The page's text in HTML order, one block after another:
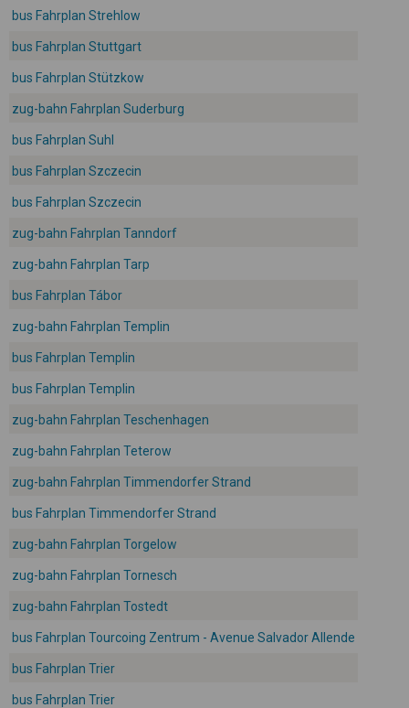
bus Fahrplan Strehlow
bus Fahrplan Stuttgart
bus Fahrplan Stützkow
zug-bahn Fahrplan Suderburg
bus Fahrplan Suhl
bus Fahrplan Szczecin
bus Fahrplan Szczecin
zug-bahn Fahrplan Tanndorf
zug-bahn Fahrplan Tarp
bus Fahrplan Tábor
zug-bahn Fahrplan Templin
bus Fahrplan Templin
bus Fahrplan Templin
zug-bahn Fahrplan Teschenhagen
zug-bahn Fahrplan Teterow
zug-bahn Fahrplan Timmendorfer Strand
bus Fahrplan Timmendorfer Strand
zug-bahn Fahrplan Torgelow
zug-bahn Fahrplan Tornesch
zug-bahn Fahrplan Tostedt
bus Fahrplan Tourcoing Zentrum - Avenue Salvador Allende
bus Fahrplan Trier
bus Fahrplan Trier